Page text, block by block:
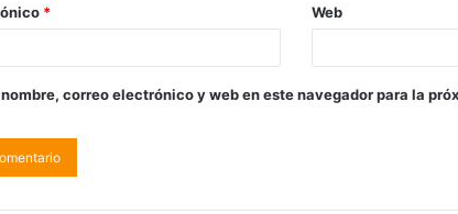
* Web
correo electrónico y web en este navegador para la